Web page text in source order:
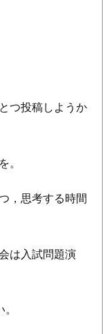
つ投稿しようか
。
，思考する時間
は入試問題演